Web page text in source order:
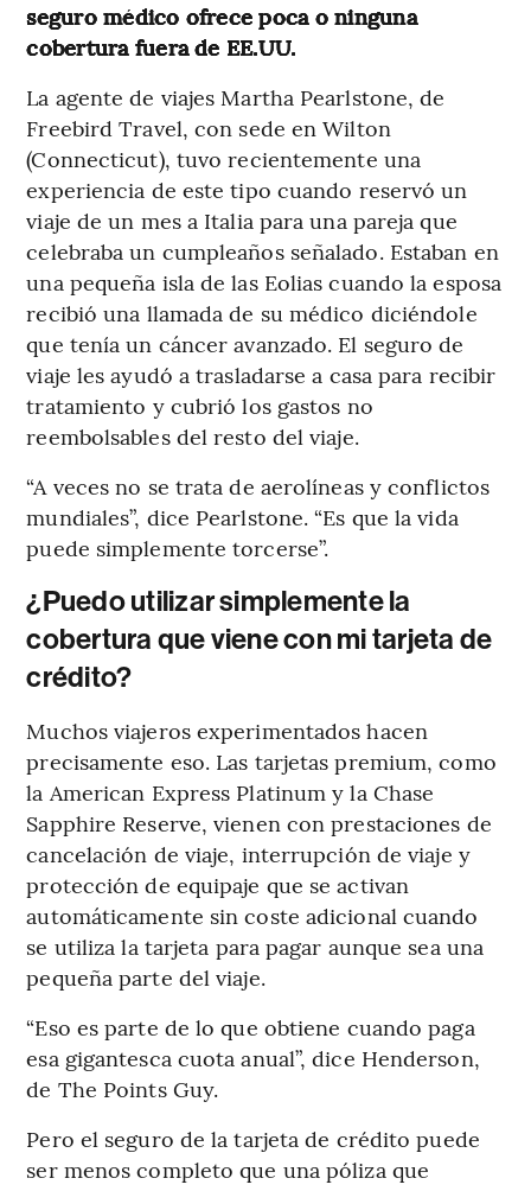
seguro médico ofrece poca o ninguna
cobertura fuera de EE.UU.
La agente de viajes Martha Pearlstone, de
Freebird Travel, con sede en Wilton
(Connecticut), tuvo recientemente una
experiencia de este tipo cuando reservó un
viaje de un mes a Italia para una pareja que
celebraba un cumpleaños señalado. Estaban en
una pequeña isla de las Eolias cuando la esposa
recibió una llamada de su médico diciéndole
que tenía un cáncer avanzado. El seguro de
viaje les ayudó a trasladarse a casa para recibir
tratamiento y cubrió los gastos no
reembolsables del resto del viaje.
“A veces no se trata de aerolíneas y conflictos
mundiales”, dice Pearlstone. “Es que la vida
puede simplemente torcerse”.
¿Puedo utilizar simplemente la
cobertura que viene con mi tarjeta de
crédito?
Muchos viajeros experimentados hacen
precisamente eso. Las tarjetas premium, como
la American Express Platinum y la Chase
Sapphire Reserve, vienen con prestaciones de
cancelación de viaje, interrupción de viaje y
protección de equipaje que se activan
automáticamente sin coste adicional cuando
se utiliza la tarjeta para pagar aunque sea una
pequeña parte del viaje.
“Eso es parte de lo que obtiene cuando paga
esa gigantesca cuota anual”, dice Henderson,
de The Points Guy.
Pero el seguro de la tarjeta de crédito puede
ser menos completo que una póliza que